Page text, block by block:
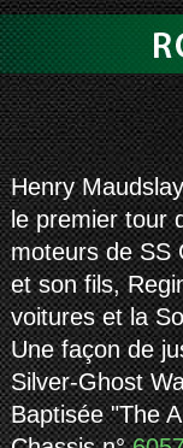
rolls-
Henry
le premier tour
moteurs de SS
et son fils,
voitures et la
Une façon de
Silver-Ghost
Baptisée "The